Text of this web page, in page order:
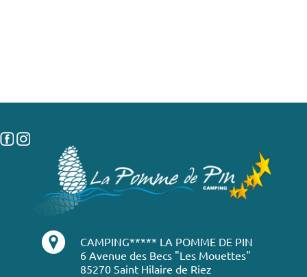
CAMPING***** LA POMME DE PIN
6 Avenue des Becs "Les Mouettes"
85270 Saint Hilaire de Riez